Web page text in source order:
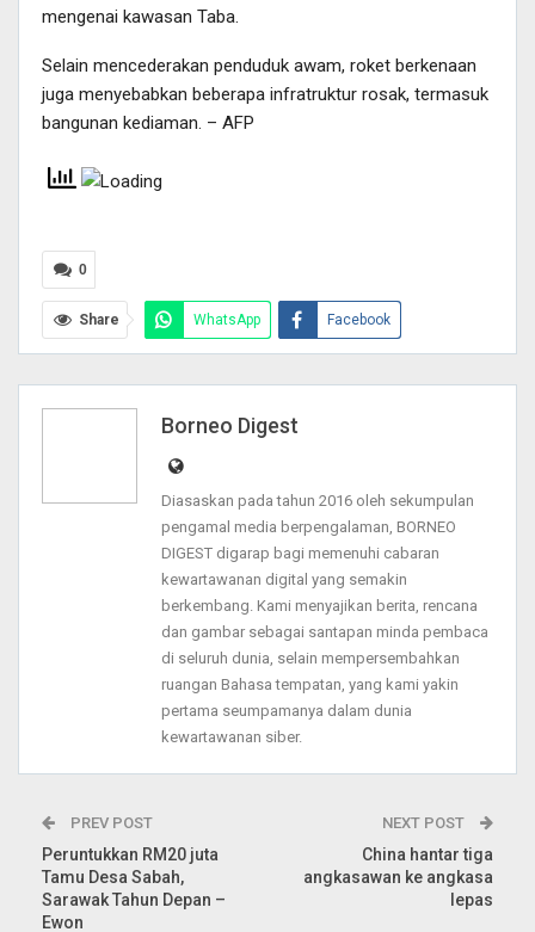
mengenai kawasan Taba.
Selain mencederakan penduduk awam, roket berkenaan
juga menyebabkan beberapa infratruktur rosak, termasuk
bangunan kediaman. – AFP
0
Share WhatsApp Facebook
Telegram Email
Borneo Digest
Diasaskan pada tahun 2016 oleh sekumpulan
pengamal media berpengalaman, BORNEO
DIGEST digarap bagi memenuhi cabaran
kewartawanan digital yang semakin
berkembang. Kami menyajikan berita, rencana
dan gambar sebagai santapan minda pembaca
di seluruh dunia, selain mempersembahkan
ruangan Bahasa tempatan, yang kami yakin
pertama seumpamanya dalam dunia
kewartawanan siber.
PREV POST
Peruntukkan RM20 juta
Tamu Desa Sabah,
Sarawak Tahun Depan –
Ewon
NEXT POST
China hantar tiga
angkasawan ke angkasa
lepas